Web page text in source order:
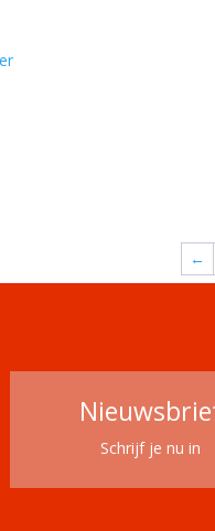
←
Schrijf je nu in